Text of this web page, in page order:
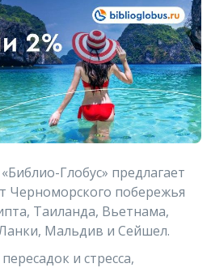
Глобус» предлагает
Черноморского побережья
Таиланда, Вьетнама,
Мальдив и Сейшел.
и стресса,